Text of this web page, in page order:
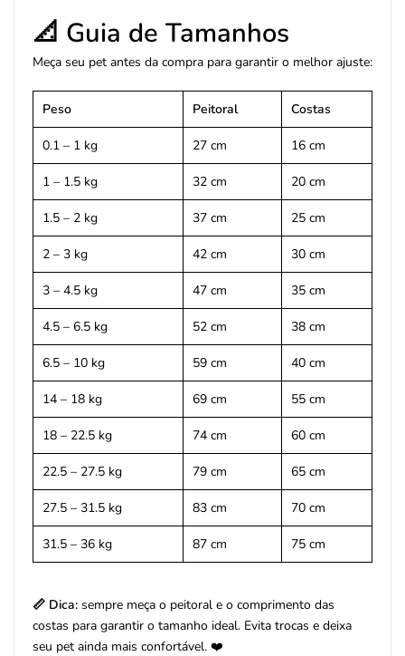
📐 Guia de Tamanhos
Meça seu pet antes da compra para garantir o melhor ajuste:
Peso Peitoral Costas
0.1 – 1 kg 27 cm 16 cm
1 – 1.5 kg 32 cm 20 cm
1.5 – 2 kg 37 cm 25 cm
2 – 3 kg 42 cm 30 cm
3 – 4.5 kg 47 cm 35 cm
4.5 – 6.5 kg 52 cm 38 cm
6.5 – 10 kg 59 cm 40 cm
14 – 18 kg 69 cm 55 cm
18 – 22.5 kg 74 cm 60 cm
22.5 – 27.5 kg 79 cm 65 cm
27.5 – 31.5 kg 83 cm 70 cm
31.5 – 36 kg 87 cm 75 cm
📏 Dica: sempre meça o peitoral e o comprimento das
costas para garantir o tamanho ideal. Evita trocas e deixa
seu pet ainda mais confortável. ❤️